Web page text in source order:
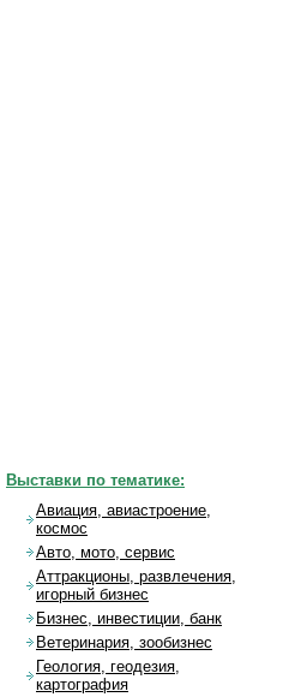
Выставки по тематике:
Авиация, авиастроение,
космос
Авто, мото, сервис
Аттракционы, развлечения,
игорный бизнес
Бизнес, инвестиции, банк
Ветеринария, зообизнес
Геология, геодезия,
картография